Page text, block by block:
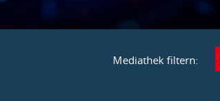
Mediathek filtern: